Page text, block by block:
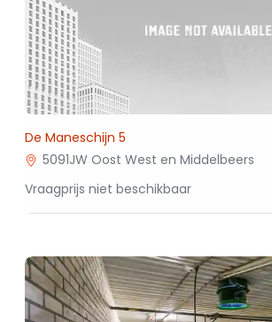
De Maneschijn 5
5091JW Oost West en Middelbeers
Vraagprijs niet beschikbaar